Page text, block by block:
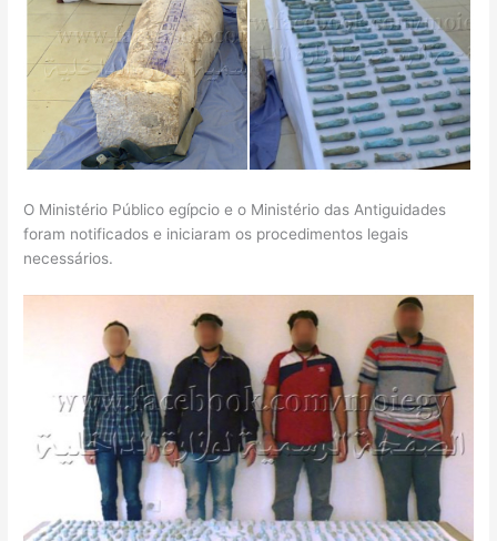
O Ministério Público egípcio e o Ministério das Antiguidades
foram notificados e iniciaram os procedimentos legais
necessários.